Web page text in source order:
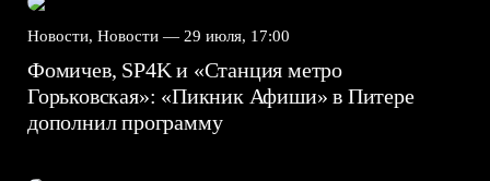
Новости, Новости — 29 июля, 17:00
Фомичев, SP4K и «Станция метро
Горьковская»: «Пикник Афиши» в Питере
дополнил программу